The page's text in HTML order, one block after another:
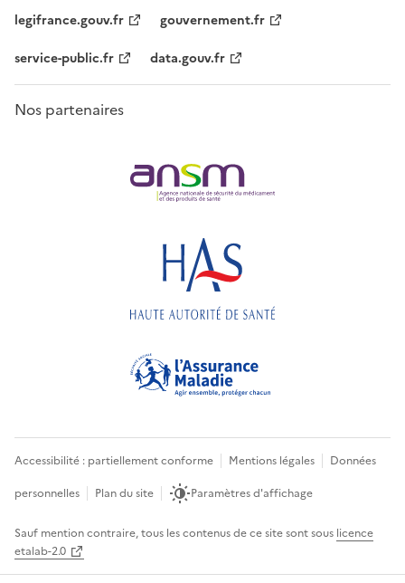
legifrance.gouv.fr
gouvernement.fr
service-public.fr
data.gouv.fr
Nos partenaires
Accessibilité : partiellement conforme Mentions légales
Données
personnelles
Plan du site Paramètres d'affichage
Sauf mention contraire, tous les contenus de ce site sont sous licence
etalab-2.0